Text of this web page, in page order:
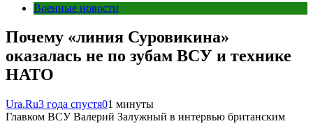
Военные новости
Почему «линия Суровикина»
оказалась не по зубам ВСУ и технике
НАТО
Ura.Ru3 года спустя01 минуты
Главком ВСУ Валерий Залужный в интервью британским